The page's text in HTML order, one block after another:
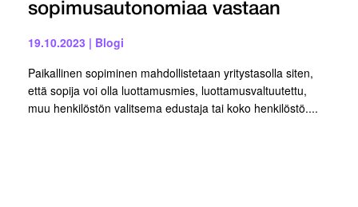
sopimusautonomiaa vastaan
19.10.2023 | Blogi
Paikallinen sopiminen mahdollistetaan yritystasolla siten,
että sopija voi olla luottamusmies, luottamusvaltuutettu,
muu henkilöstön valitsema edustaja tai koko henkilöstö....